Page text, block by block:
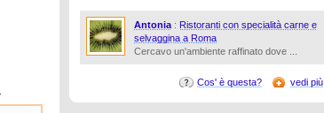
Antonia: Ristoranti con specialità carne e
selvaggina a Roma
Cercavo un'ambiente raffinato dove ...
Cos' è questa? vedi più